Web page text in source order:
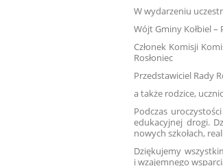
W wydarzeniu
Wójt Gminy Kołbiel –
Członek Komisji
Rosłoniec
Przedstawiciel Rady
a także rodzice,
Podczas
edukacyjnej drogi.
nowych szkołach,
Dziękujemy
i wzajemnego